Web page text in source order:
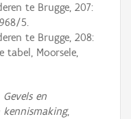
te Brugge, 207:
5.
te Brugge, 208:
tabel, Moorsele,
en
kennismaking,